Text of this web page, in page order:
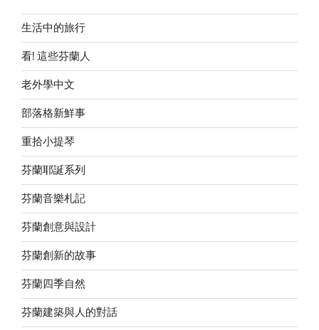
生活中的旅行
看! 這些芬蘭人
老外學中文
部落格新鮮事
重拾小提琴
芬蘭耶誕系列
芬蘭音樂札記
芬蘭創意與設計
芬蘭創新的故事
芬蘭四季自然
芬蘭建築與人的對話